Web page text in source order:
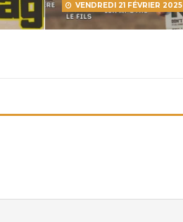
VENDREDI 21 FÉVRIER 2025